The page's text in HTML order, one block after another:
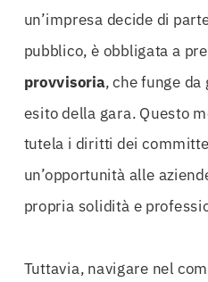
un’impresa decide di
pubblico, è obbligata a
provvisoria, che funge
esito della gara. Questo
tutela i diritti dei
un’opportunità alle
propria solidità e
Tuttavia, navigare nel